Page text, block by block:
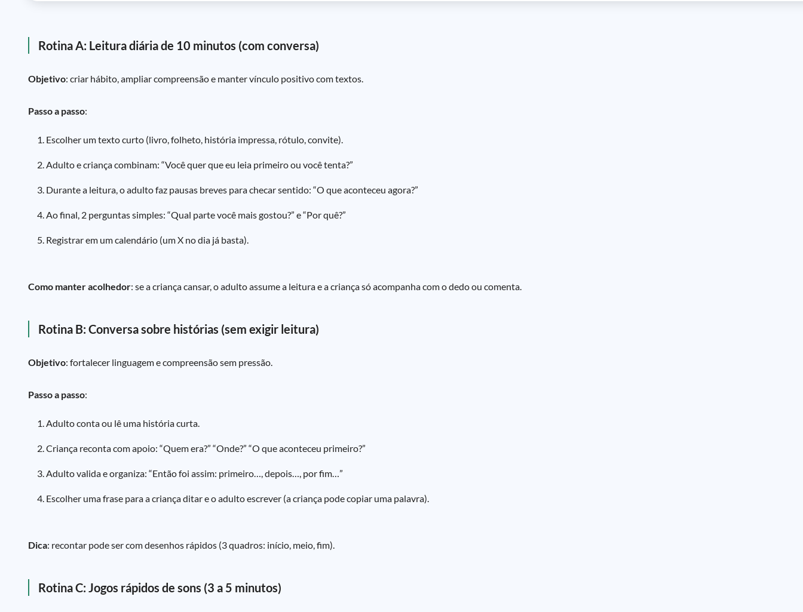
Rotina A: Leitura diária de 10 minutos (com conversa)
Objetivo: criar hábito, ampliar compreensão e manter vínculo positivo com textos.
Passo a passo:
Escolher um texto curto (livro, folheto, história impressa, rótulo, convite).
Adulto e criança combinam: “Você quer que eu leia primeiro ou você tenta?”
Durante a leitura, o adulto faz pausas breves para checar sentido: “O que aconteceu agora?”
Ao final, 2 perguntas simples: “Qual parte você mais gostou?” e “Por quê?”
Registrar em um calendário (um X no dia já basta).
Como manter acolhedor: se a criança cansar, o adulto assume a leitura e a criança só acompanha com o dedo ou comenta.
Rotina B: Conversa sobre histórias (sem exigir leitura)
Objetivo: fortalecer linguagem e compreensão sem pressão.
Passo a passo:
Adulto conta ou lê uma história curta.
Criança reconta com apoio: “Quem era?” “Onde?” “O que aconteceu primeiro?”
Adulto valida e organiza: “Então foi assim: primeiro…, depois…, por fim…”
Escolher uma frase para a criança ditar e o adulto escrever (a criança pode copiar uma palavra).
Dica: recontar pode ser com desenhos rápidos (3 quadros: início, meio, fim).
Rotina C: Jogos rápidos de sons (3 a 5 minutos)